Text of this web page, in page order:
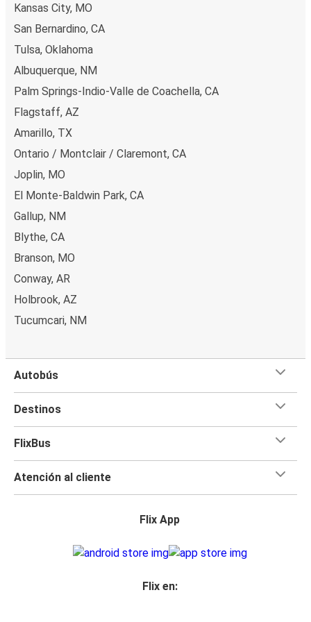
es posible pagar en efectivo a bordo o en un punto de
venta.
Kansas City, MO
San Bernardino, CA
Tulsa, Oklahoma
Albuquerque, NM
Palm Springs-Indio-Valle de Coachella, CA
Flagstaff, AZ
Amarillo, TX
Ontario / Montclair / Claremont, CA
Joplin, MO
El Monte-Baldwin Park, CA
Gallup, NM
Blythe, CA
Branson, MO
Conway, AR
Holbrook, AZ
Tucumcari, NM
Autobús
Destinos
FlixBus
Atención al cliente
Flix App
Flix en: